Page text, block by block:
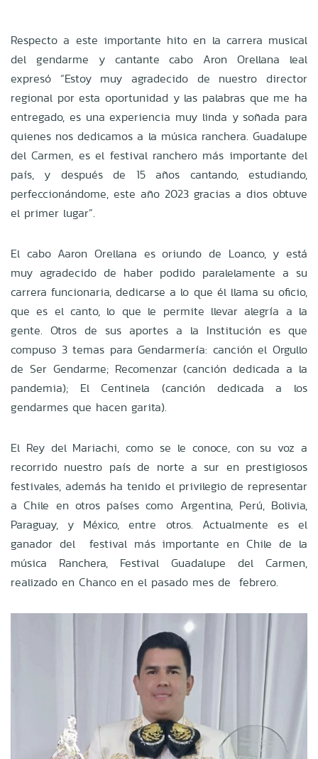
Respecto a este importante hito en la carrera musical
del gendarme y cantante cabo Aron Orellana leal
expresó “Estoy muy agradecido de nuestro director
regional por esta oportunidad y las palabras que me ha
entregado, es una experiencia muy linda y soñada para
quienes nos dedicamos a la música ranchera. Guadalupe
del Carmen, es el festival ranchero más importante del
país, y después de 15 años cantando, estudiando,
perfeccionándome, este año 2023 gracias a dios obtuve
el primer lugar”.
El cabo Aaron Orellana es oriundo de Loanco, y está
muy agradecido de haber podido paralelamente a su
carrera funcionaria, dedicarse a lo que él llama su oficio,
que es el canto, lo que le permite llevar alegría a la
gente. Otros de sus aportes a la Institución es que
compuso 3 temas para Gendarmería: canción el Orgullo
de Ser Gendarme; Recomenzar (canción dedicada a la
pandemia); El Centinela (canción dedicada a los
gendarmes que hacen garita).
El Rey del Mariachi, como se le conoce, con su voz a
recorrido nuestro país de norte a sur en prestigiosos
festivales, además ha tenido el privilegio de representar
a Chile en otros países como Argentina, Perú, Bolivia,
Paraguay, y México, entre otros. Actualmente es el
ganador del festival más importante en Chile de la
música Ranchera, Festival Guadalupe del Carmen,
realizado en Chanco en el pasado mes de febrero.